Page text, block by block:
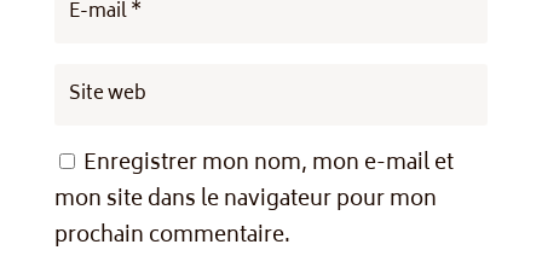
Enregistrer mon nom, mon e-mail et
mon site dans le navigateur pour mon
prochain commentaire.